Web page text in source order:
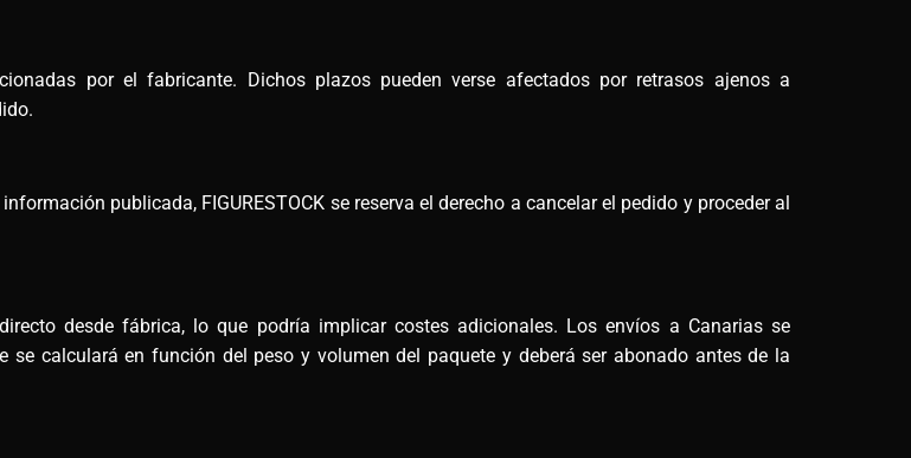
por el fabricante. Dichos plazos pueden verse afectados por retrasos ajenos a
publicada, FIGURESTOCK se reserva el derecho a cancelar el pedido y proceder al
desde fábrica, lo que podría implicar costes adicionales. Los envíos a Canarias se
calculará en función del peso y volumen del paquete y deberá ser abonado antes de la